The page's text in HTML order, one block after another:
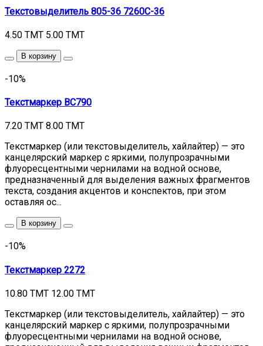
Текстовыделитель 805-36 7260C-36
4.50 TMT 5.00 TMT
В корзину
-10%
Текстмаркер BC790
7.20 TMT 8.00 TMT
Текстмаркер (или текстовыделитель, хайлайтер) — это
канцелярский маркер с яркими, полупрозрачными
флуоресцентными чернилами на водной основе,
предназначенный для выделения важных фрагментов
текста, создания акцентов и конспектов, при этом
оставляя ос...
В корзину
-10%
Текстмаркер 2272
10.80 TMT 12.00 TMT
Текстмаркер (или текстовыделитель, хайлайтер) — это
канцелярский маркер с яркими, полупрозрачными
флуоресцентными чернилами на водной основе,